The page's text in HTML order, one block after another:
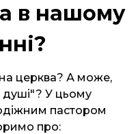
в нашому
церква? А може,
душі"? У цьому
пастором
про: